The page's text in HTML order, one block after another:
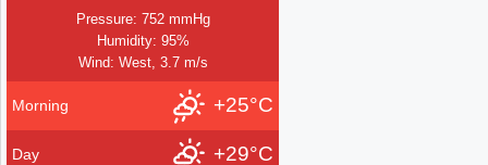
Pressure: 752 mmHg
Humidity: 95%
Wind: West, 3.7 m/s
Morning +25°C
Day +29°C